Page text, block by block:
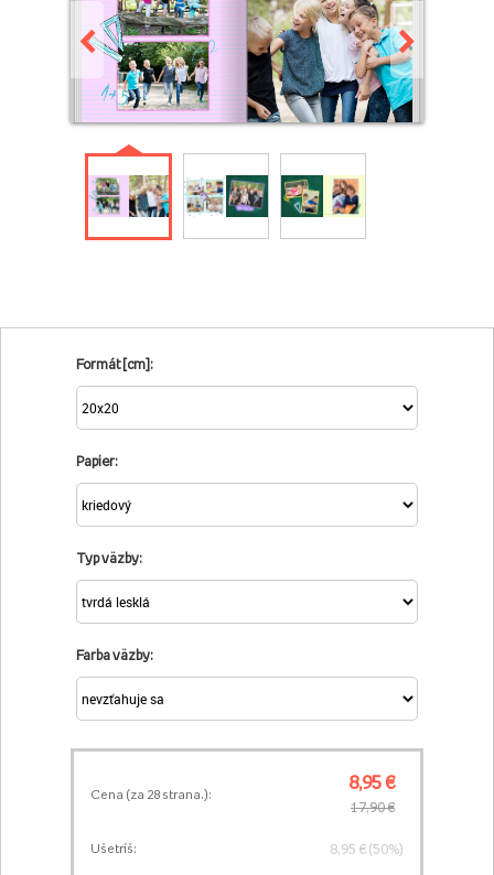
Formát [cm]:
Papier:
Typ väzby:
Farba väzby:
Cena (za 28 strana.):
8,95 €
17,90 €
Ušetríš: 8,95 € (50%)